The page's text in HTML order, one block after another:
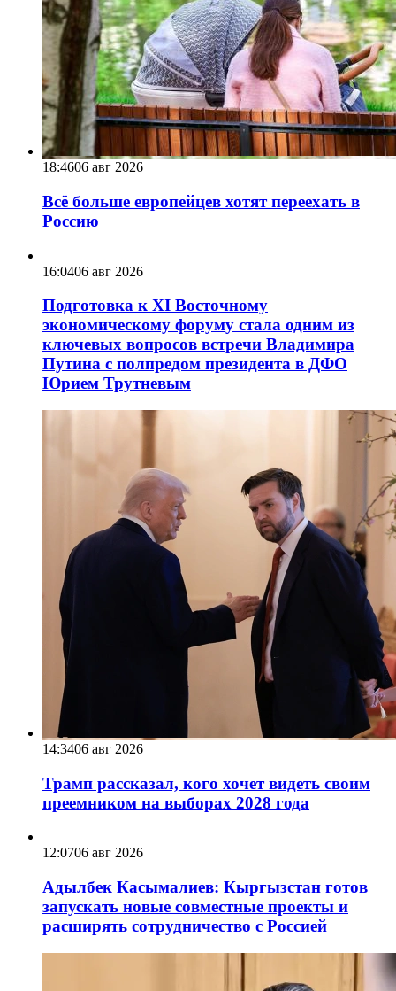
18:4606 авг 2026
Всё больше европейцев хотят переехать в
Россию
16:0406 авг 2026
Подготовка к XI Восточному
экономическому форуму стала одним из
ключевых вопросов встречи Владимира
Путина с полпредом президента в ДФО
Юрием Трутневым
14:3406 авг 2026
Трамп рассказал, кого хочет видеть своим
преемником на выборах 2028 года
12:0706 авг 2026
Адылбек Касымалиев: Кыргызстан готов
запускать новые совместные проекты и
расширять сотрудничество с Россией